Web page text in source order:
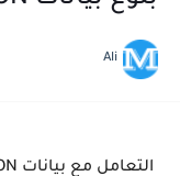
Ali
التعامل مع بيانات JSON لقواعد بيانات Postgres